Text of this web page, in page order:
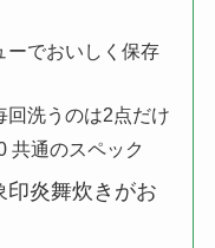
ーでおいしく保存
回洗うのは2点だけ
共通のスペック
印炎舞炊きがお